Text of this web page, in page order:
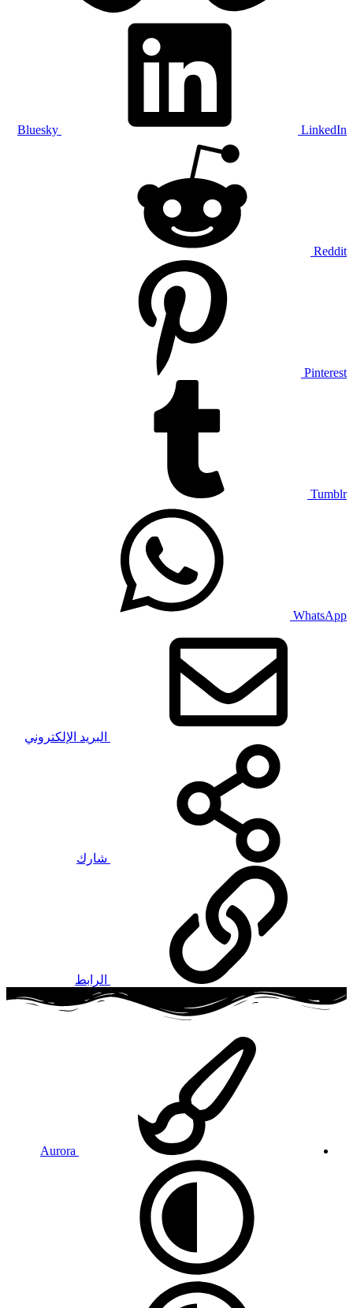
Bluesky LinkedIn
Reddit
Pinterest
Tumblr
WhatsApp
البريد الإلكتروني
شارك
الرابط